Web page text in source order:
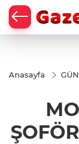
Anasayfa